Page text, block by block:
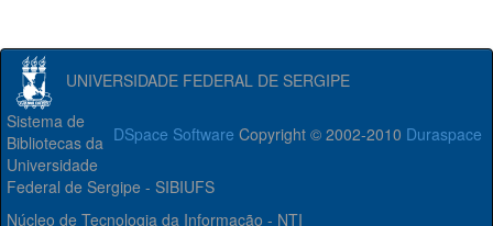
UNIVERSIDADE FEDERAL DE SERGIPE
DSpace Software Copyright © 2002-2010 Duraspace
Sistema de
Bibliotecas da
Universidade
Federal de Sergipe - SIBIUFS
Núcleo de Tecnologia da Informação - NTI